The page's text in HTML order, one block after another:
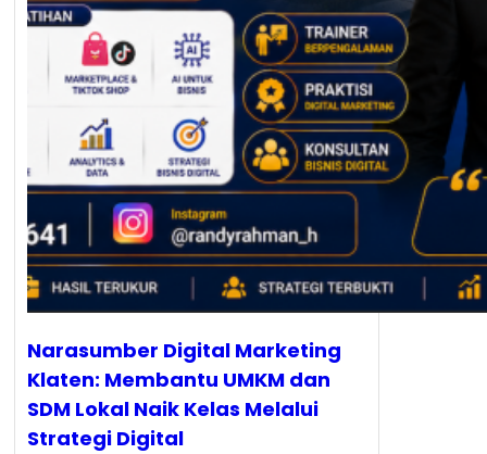
Narasumber Digital Marketing
Klaten: Membantu UMKM dan
SDM Lokal Naik Kelas Melalui
Strategi Digital